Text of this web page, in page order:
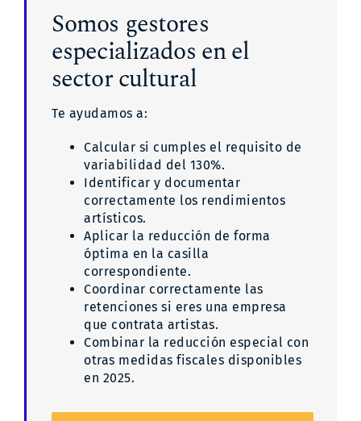
Somos gestores
especializados en el
sector cultural
Te ayudamos a:
Calcular si cumples el requisito de
variabilidad del 130%.
Identificar y documentar
correctamente los rendimientos
artísticos.
Aplicar la reducción de forma
óptima en la casilla
correspondiente.
Coordinar correctamente las
retenciones si eres una empresa
que contrata artistas.
Combinar la reducción especial con
otras medidas fiscales disponibles
en 2025.